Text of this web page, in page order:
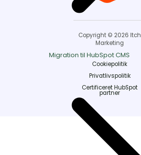
Migration til HubSpot CMS
Copyright © 2026 Itch
Marketing
Cookiepolitik
Privatlivspolitik
Certificeret HubSpot
partner